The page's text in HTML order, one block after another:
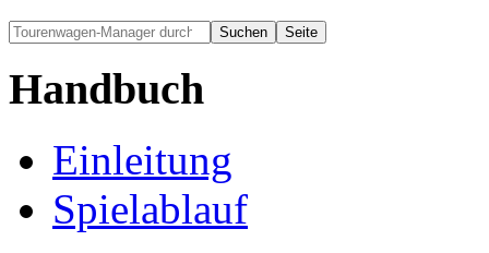
Handbuch
Einleitung
Spielablauf